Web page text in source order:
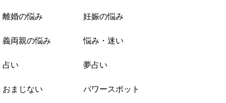
離婚の悩み 妊娠の悩み
義両親の悩み 悩み・迷い
占い 夢占い
おまじない パワースポット